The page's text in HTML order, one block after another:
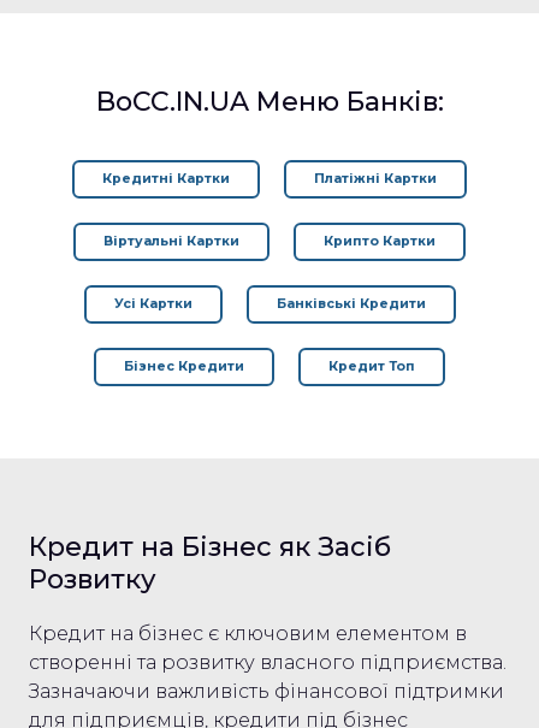
BoCC.IN.UA Меню Банків:
Кредитні Картки Платіжні Картки
Віртуальні Картки Крипто Картки
Усі Картки Банківські Кредити
Бізнес Кредити Кредит Топ
Кредит на Бізнес як Засіб
Розвитку
Кредит на бізнес є ключовим елементом в
створенні та розвитку власного підприємства.
Зазначаючи важливість фінансової підтримки
для підприємців, кредити під бізнес